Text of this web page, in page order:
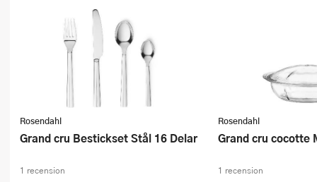
Rosendahl
Grand cru Bestickset Stål 16 Delar
1 recension
Rosendahl
Grand cru cocotte
1 recension